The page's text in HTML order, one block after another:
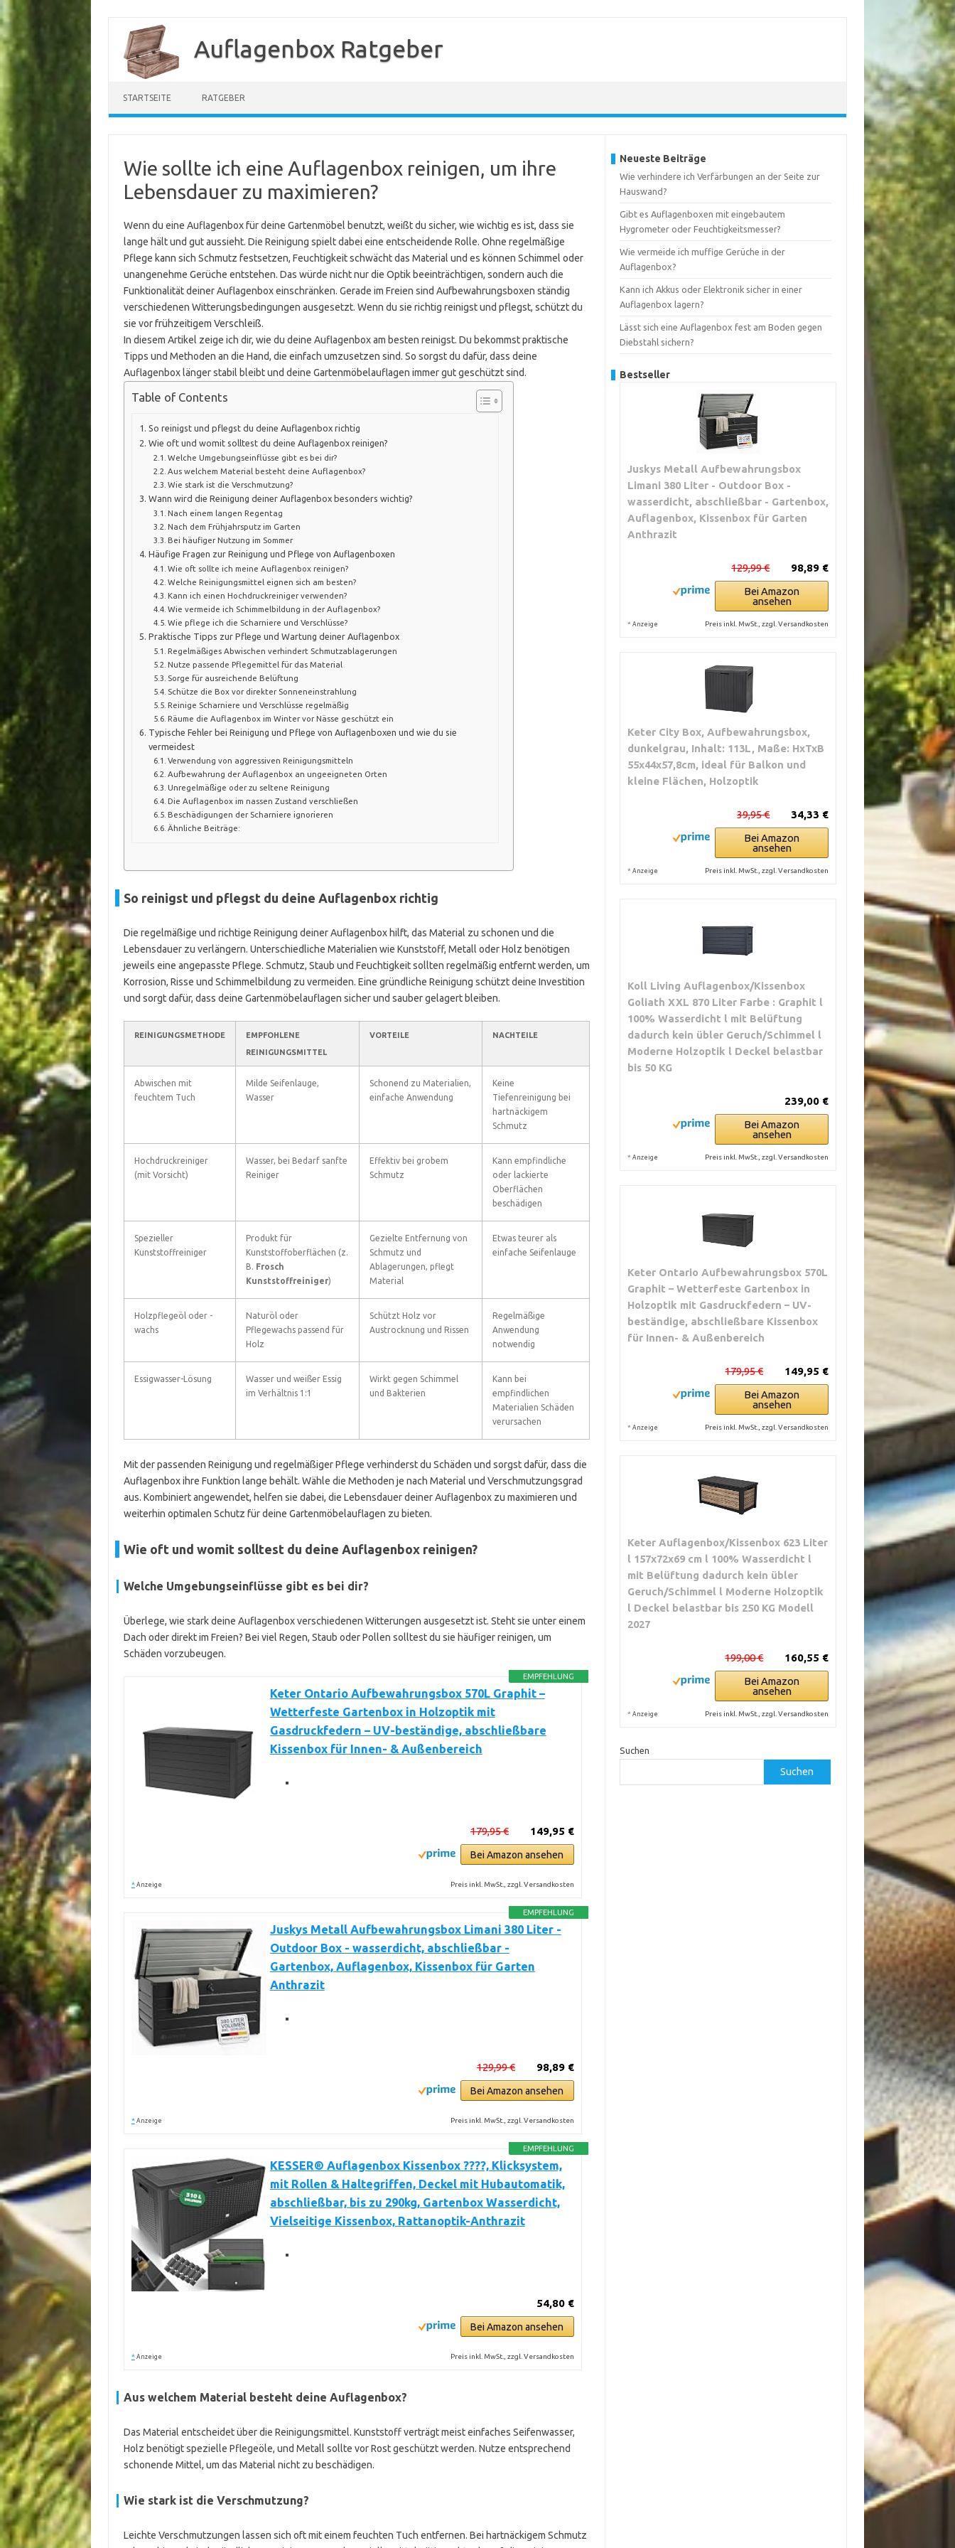
Inhalt
springen
Auflagenbox Ratgeber
STARTSEITE RATGEBER
Wie sollte ich eine Auflagenbox reinigen, um ihre
Lebensdauer zu maximieren?
Wenn du eine Auflagenbox für deine Gartenmöbel benutzt, weißt du sicher, wie wichtig es ist, dass sie
lange hält und gut aussieht. Die Reinigung spielt dabei eine entscheidende Rolle. Ohne regelmäßige
Pflege kann sich Schmutz festsetzen, Feuchtigkeit schwächt das Material und es können Schimmel oder
unangenehme Gerüche entstehen. Das würde nicht nur die Optik beeinträchtigen, sondern auch die
Funktionalität deiner Auflagenbox einschränken. Gerade im Freien sind Aufbewahrungsboxen ständig
verschiedenen Witterungsbedingungen ausgesetzt. Wenn du sie richtig reinigst und pflegst, schützt du
sie vor frühzeitigem Verschleiß.
In diesem Artikel zeige ich dir, wie du deine Auflagenbox am besten reinigst. Du bekommst praktische
Tipps und Methoden an die Hand, die einfach umzusetzen sind. So sorgst du dafür, dass deine
Auflagenbox länger stabil bleibt und deine Gartenmöbelauflagen immer gut geschützt sind.
Table of Contents
So reinigst und pflegst du deine Auflagenbox richtig
Wie oft und womit solltest du deine Auflagenbox reinigen?
Welche Umgebungseinflüsse gibt es bei dir?
Aus welchem Material besteht deine Auflagenbox?
Wie stark ist die Verschmutzung?
Wann wird die Reinigung deiner Auflagenbox besonders wichtig?
Nach einem langen Regentag
Nach dem Frühjahrsputz im Garten
Bei häufiger Nutzung im Sommer
Häufige Fragen zur Reinigung und Pflege von Auflagenboxen
Wie oft sollte ich meine Auflagenbox reinigen?
Welche Reinigungsmittel eignen sich am besten?
Kann ich einen Hochdruckreiniger verwenden?
Wie vermeide ich Schimmelbildung in der Auflagenbox?
Wie pflege ich die Scharniere und Verschlüsse?
Praktische Tipps zur Pflege und Wartung deiner Auflagenbox
Regelmäßiges Abwischen verhindert Schmutzablagerungen
Nutze passende Pflegemittel für das Material
Sorge für ausreichende Belüftung
Schütze die Box vor direkter Sonneneinstrahlung
Reinige Scharniere und Verschlüsse regelmäßig
Räume die Auflagenbox im Winter vor Nässe geschützt ein
Typische Fehler bei Reinigung und Pflege von Auflagenboxen und wie du sie
vermeidest
Verwendung von aggressiven Reinigungsmitteln
Aufbewahrung der Auflagenbox an ungeeigneten Orten
Unregelmäßige oder zu seltene Reinigung
Die Auflagenbox im nassen Zustand verschließen
Beschädigungen der Scharniere ignorieren
Ähnliche Beiträge:
So reinigst und pflegst du deine Auflagenbox richtig
Die regelmäßige und richtige Reinigung deiner Auflagenbox hilft, das Material zu schonen und die
Lebensdauer zu verlängern. Unterschiedliche Materialien wie Kunststoff, Metall oder Holz benötigen
jeweils eine angepasste Pflege. Schmutz, Staub und Feuchtigkeit sollten regelmäßig entfernt werden, um
Korrosion, Risse und Schimmelbildung zu vermeiden. Eine gründliche Reinigung schützt deine Investition
und sorgt dafür, dass deine Gartenmöbelauflagen sicher und sauber gelagert bleiben.
REINIGUNGSMETHODE
EMPFOHLENE
REINIGUNGSMITTEL
VORTEILE NACHTEILE
Abwischen mit
feuchtem Tuch
Milde Seifenlauge,
Wasser
Schonend zu Materialien,
einfache Anwendung
Keine
Tiefenreinigung bei
hartnäckigem
Schmutz
Hochdruckreiniger
(mit Vorsicht)
Wasser, bei Bedarf sanfte
Reiniger
Effektiv bei grobem
Schmutz
Kann empfindliche
oder lackierte
Oberflächen
beschädigen
Spezieller
Kunststoffreiniger
Produkt für
Kunststoffoberflächen (z.
B. Frosch
Kunststoffreiniger)
Gezielte Entfernung von
Schmutz und
Ablagerungen, pflegt
Material
Etwas teurer als
einfache Seifenlauge
Holzpflegeöl oder -
wachs
Naturöl oder
Pflegewachs passend für
Holz
Schützt Holz vor
Austrocknung und Rissen
Regelmäßige
Anwendung
notwendig
Essigwasser-Lösung
Wasser und weißer Essig
im Verhältnis 1:1
Wirkt gegen Schimmel
und Bakterien
Kann bei
empfindlichen
Materialien Schäden
verursachen
Mit der passenden Reinigung und regelmäßiger Pflege verhinderst du Schäden und sorgst dafür, dass die
Auflagenbox ihre Funktion lange behält. Wähle die Methoden je nach Material und Verschmutzungsgrad
aus. Kombiniert angewendet, helfen sie dabei, die Lebensdauer deiner Auflagenbox zu maximieren und
weiterhin optimalen Schutz für deine Gartenmöbelauflagen zu bieten.
Wie oft und womit solltest du deine Auflagenbox reinigen?
Welche Umgebungseinflüsse gibt es bei dir?
Überlege, wie stark deine Auflagenbox verschiedenen Witterungen ausgesetzt ist. Steht sie unter einem
Dach oder direkt im Freien? Bei viel Regen, Staub oder Pollen solltest du sie häufiger reinigen, um
Schäden vorzubeugen.
EMPFEHLUNG
Keter Ontario Aufbewahrungsbox 570L Graphit –
Wetterfeste Gartenbox in Holzoptik mit
Gasdruckfedern – UV-beständige, abschließbare
Kissenbox für Innen- & Außenbereich
149,95 €
179,95 €
Bei Amazon ansehen
* Anzeige Preis inkl. MwSt., zzgl. Versandkosten
EMPFEHLUNG
Juskys Metall Aufbewahrungsbox Limani 380 Liter -
Outdoor Box - wasserdicht, abschließbar -
Gartenbox, Auflagenbox, Kissenbox für Garten
Anthrazit
98,89 €
129,99 €
Bei Amazon ansehen
* Anzeige Preis inkl. MwSt., zzgl. Versandkosten
EMPFEHLUNG
KESSER® Auflagenbox Kissenbox ????, Klicksystem,
mit Rollen & Haltegriffen, Deckel mit Hubautomatik,
abschließbar, bis zu 290kg, Gartenbox Wasserdicht,
Vielseitige Kissenbox, Rattanoptik-Anthrazit
54,80 €
Bei Amazon ansehen
* Anzeige Preis inkl. MwSt., zzgl. Versandkosten
Aus welchem Material besteht deine Auflagenbox?
Das Material entscheidet über die Reinigungsmittel. Kunststoff verträgt meist einfaches Seifenwasser,
Holz benötigt spezielle Pflegeöle, und Metall sollte vor Rost geschützt werden. Nutze entsprechend
schonende Mittel, um das Material nicht zu beschädigen.
Wie stark ist die Verschmutzung?
Leichte Verschmutzungen lassen sich oft mit einem feuchten Tuch entfernen. Bei hartnäckigem Schmutz
Neueste Beiträge
Wie verhindere ich Verfärbungen an der Seite zur
Hauswand?
Gibt es Auflagenboxen mit eingebautem
Hygrometer oder Feuchtigkeitsmesser?
Wie vermeide ich muffige Gerüche in der
Auflagenbox?
Kann ich Akkus oder Elektronik sicher in einer
Auflagenbox lagern?
Lässt sich eine Auflagenbox fest am Boden gegen
Diebstahl sichern?
Bestseller
Juskys Metall Aufbewahrungsbox
Limani 380 Liter - Outdoor Box -
wasserdicht, abschließbar - Gartenbox,
Auflagenbox, Kissenbox für Garten
Anthrazit
98,89 €
129,99 €
Bei Amazon
ansehen
* Anzeige Preis inkl. MwSt., zzgl. Versandkosten
Keter City Box, Aufbewahrungsbox,
dunkelgrau, Inhalt: 113L, Maße: HxTxB
55x44x57,8cm, ideal für Balkon und
kleine Flächen, Holzoptik
34,33 €
39,95 €
Bei Amazon
ansehen
* Anzeige Preis inkl. MwSt., zzgl. Versandkosten
Koll Living Auflagenbox/Kissenbox
Goliath XXL 870 Liter Farbe : Graphit l
100% Wasserdicht l mit Belüftung
dadurch kein übler Geruch/Schimmel l
Moderne Holzoptik l Deckel belastbar
bis 50 KG
239,00 €
Bei Amazon
ansehen
* Anzeige Preis inkl. MwSt., zzgl. Versandkosten
Keter Ontario Aufbewahrungsbox 570L
Graphit – Wetterfeste Gartenbox in
Holzoptik mit Gasdruckfedern – UV-
beständige, abschließbare Kissenbox
für Innen- & Außenbereich
149,95 €
179,95 €
Bei Amazon
ansehen
* Anzeige Preis inkl. MwSt., zzgl. Versandkosten
Keter Auflagenbox/Kissenbox 623 Liter
l 157x72x69 cm l 100% Wasserdicht l
mit Belüftung dadurch kein übler
Geruch/Schimmel l Moderne Holzoptik
l Deckel belastbar bis 250 KG Modell
2027
160,55 €
199,00 €
Bei Amazon
ansehen
* Anzeige Preis inkl. MwSt., zzgl. Versandkosten
Suchen
Suchen